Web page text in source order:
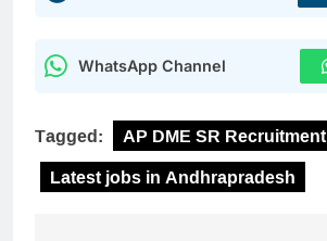
WhatsApp Channel
Tagged:
AP DME SR Recruitment
Latest jobs in Andhrapradesh